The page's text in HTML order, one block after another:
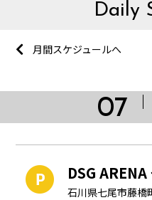
Daily
月間スケジュールへ
07
DSG
石川県七尾市藤橋